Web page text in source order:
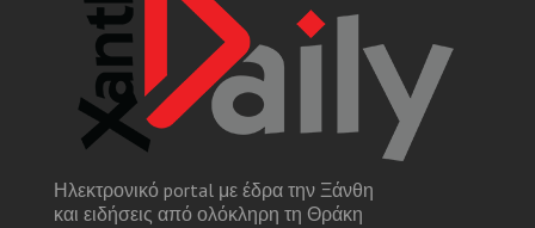
Ηλεκτρονικό portal με έδρα την Ξάνθη
και ειδήσεις από ολόκληρη τη Θράκη